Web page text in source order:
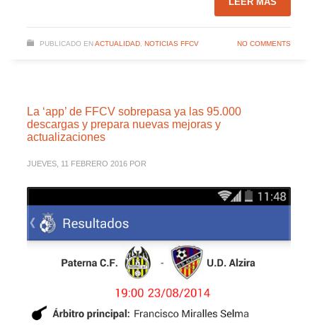
PUBLICADO EN ACTUALIDAD, NOTICIAS FFCV NO COMMENTS
La ‘app’ de FFCV sobrepasa ya las 95.000
descargas y prepara nuevas mejoras y
actualizaciones
JUEVES, 11 FEBRERO 2016 POR